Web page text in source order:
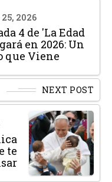
2026
4 de 'La Edad
en 2026: Un
que Viene
NEXT POST
te